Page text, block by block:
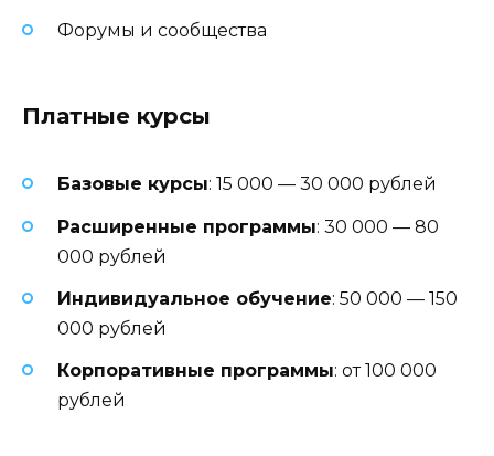
Форумы и сообщества
Платные курсы
Базовые курсы: 15 000 — 30 000 рублей
Расширенные программы: 30 000 — 80
000 рублей
Индивидуальное обучение: 50 000 — 150
000 рублей
Корпоративные программы: от 100 000
рублей